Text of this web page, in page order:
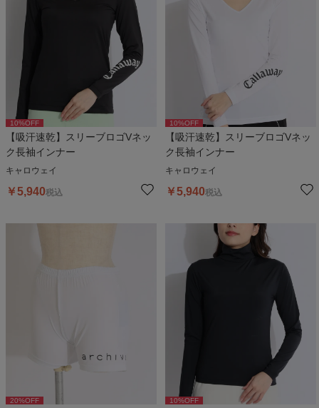
10%OFF
【吸汗速乾】スリーブロゴVネッ
ク長袖インナー
キャロウェイ
￥5,940税込
10%OFF
【吸汗速乾】スリーブロゴVネッ
ク長袖インナー
キャロウェイ
￥5,940税込
20%OFF 10%OFF